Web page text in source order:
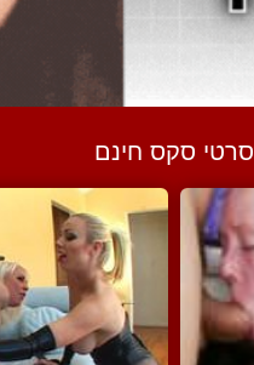
סרטי סקס חינם